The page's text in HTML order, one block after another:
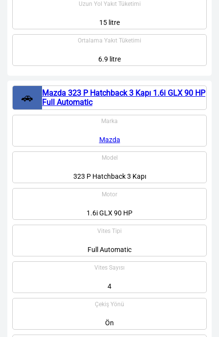
Uzun Yol Yakıt Tüketimi
15 litre
Ortalama Yakıt Tüketimi
6.9 litre
🚗
Mazda 323 P Hatchback 3 Kapı 1.6i GLX 90 HP
Full Automatic
Marka
Mazda
Model
323 P Hatchback 3 Kapı
Motor
1.6i GLX 90 HP
Vites Tipi
Full Automatic
Vites Sayısı
4
Çekiş Yönü
Ön